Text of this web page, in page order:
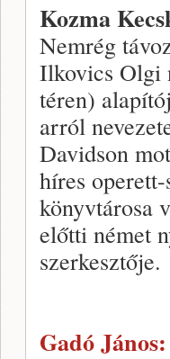
Kozma
Nemrég
Ilkovics Olgi
téren)
arról
Davidson
híres
könyvtárosa
előtti német
szerkesztője.
Gadó